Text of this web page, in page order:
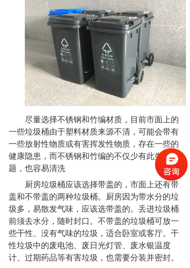
尽量选择不锈钢和竹编材质，目前市面上的
一些垃圾桶由于塑料材质来源不清，可能会带有
一些放射性物质或有害挥发性物质，存在一些的
健康隐患，而不锈钢和竹编的不仅少有此类问
题，也容易清洗
厨房垃圾桶应该选择带盖的，市面上还有带
盖和不带盖的两种垃圾桶。厨房因为带水分的垃
圾多，易散发气味， 应该选带盖的。丢进垃圾桶
前须去水分，随时封口。不带盖的垃圾桶可放一
些干性、没有气味的垃圾，适合卧室或客厅。干
性垃圾中的废电池、废日光灯管、废水银温度
计、过期药品等有害垃圾，也需要分装并密封。